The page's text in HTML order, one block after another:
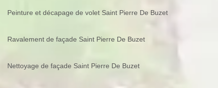
Peinture et décapage de volet Saint Pierre De Buzet
Ravalement de façade Saint Pierre De Buzet
Nettoyage de façade Saint Pierre De Buzet